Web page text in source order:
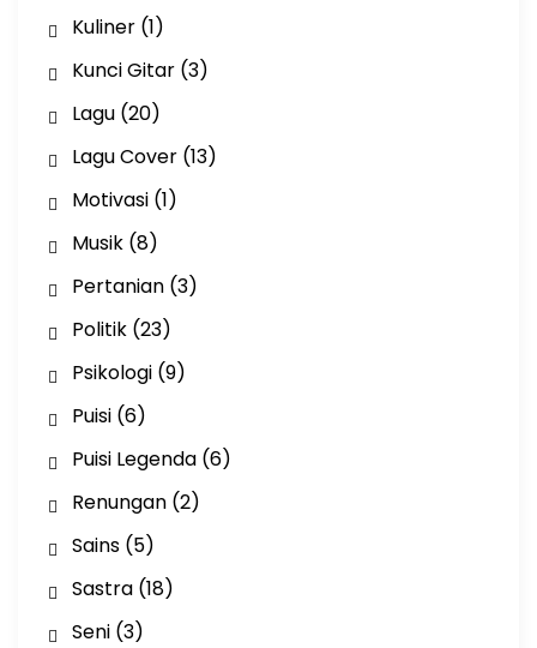
Kuliner(1)
Kunci Gitar(3)
Lagu(20)
Lagu Cover(13)
Motivasi(1)
Musik(8)
Pertanian(3)
Politik(23)
Psikologi(9)
Puisi(6)
Puisi Legenda(6)
Renungan(2)
Sains(5)
Sastra(18)
Seni(3)